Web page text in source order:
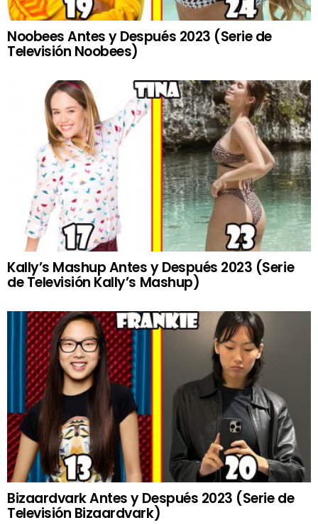
Noobees Antes y Después 2023 (Serie de
Televisión Noobees)
Kally’s Mashup Antes y Después 2023 (Serie
de Televisión Kally’s Mashup)
Bizaardvark Antes y Después 2023 (Serie de
Televisión Bizaardvark)